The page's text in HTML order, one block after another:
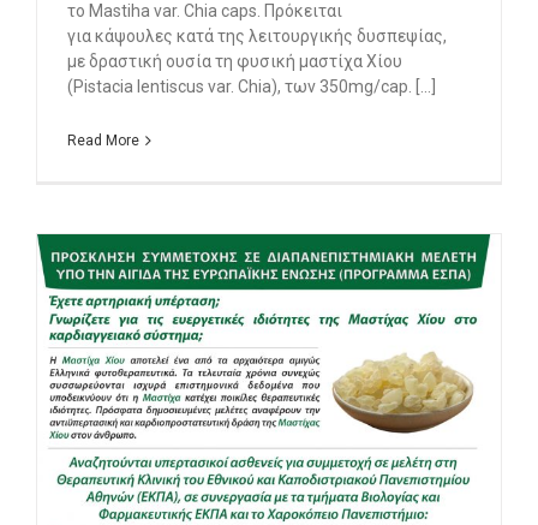
το Mastiha var. Chia caps. Πρόκειται
για κάψουλες κατά της λειτουργικής δυσπεψίας,
με δραστική ουσία τη φυσική μαστίχα Χίου
(Pistacia lentiscus var. Chia), των 350mg/cap. [...]
Read More